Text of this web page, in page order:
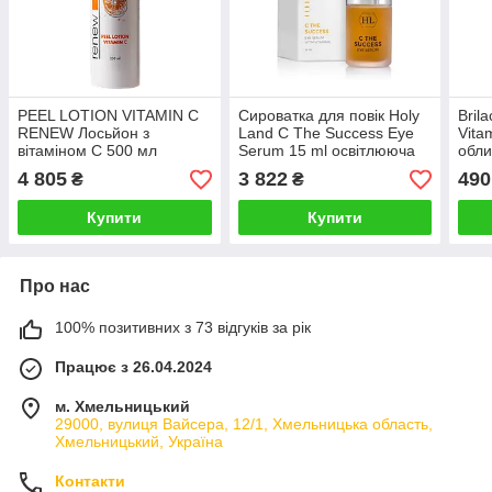
PEEL LOTION VITAMIN C
RENEW Лосьйон з
вітаміном С 500 мл
4 805 ₴
Купити
Сироватка для повік Holy
Land C The Success Eye
Serum 15 ml освітлююча
зволожуюча від темних кіл
3 822₴
Купити
490
Про нас
100% позитивних з 73 відгуків за рік
Працює з 26.04.2024
м. Хмельницький
29000, вулиця Вайсера, 12/1, Хмельницька область,
Хмельницький, Україна
Контакти